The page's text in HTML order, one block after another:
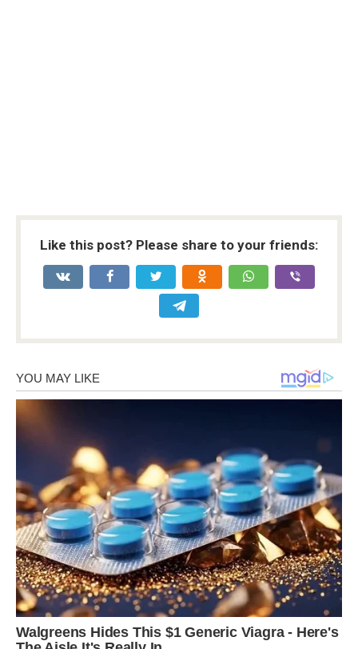
Like this post? Please share to your friends: